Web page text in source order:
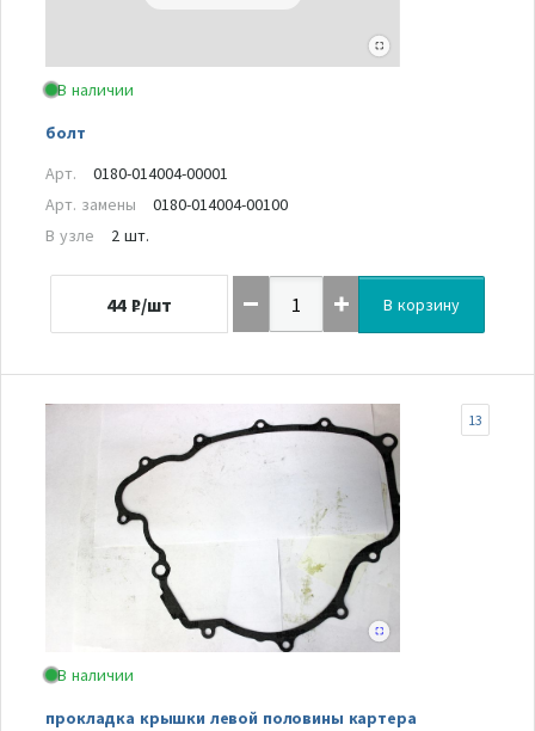
В наличии
болт
Арт.
0180-014004-00001
Арт. замены
0180-014004-00100
В узле
2 шт.
44 ₽/шт В корзину
В наличии
прокладка крышки левой половины картера
13